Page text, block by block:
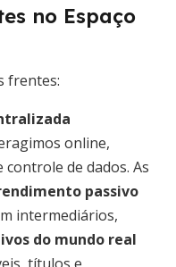
no Espaço
frentes:
online,
de dados. As
passivo
intermediários,
do mundo real